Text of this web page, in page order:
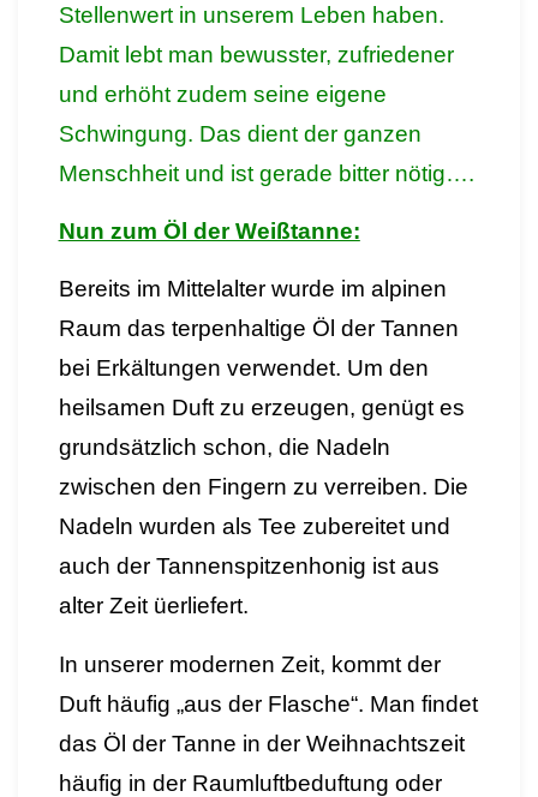
Stellenwert in unserem Leben haben.
Damit lebt man bewusster, zufriedener
und erhöht zudem seine eigene
Schwingung. Das dient der ganzen
Menschheit und ist gerade bitter nötig….
Nun zum Öl der Weißtanne:
Bereits im Mittelalter wurde im alpinen
Raum das terpenhaltige Öl der Tannen
bei Erkältungen verwendet. Um den
heilsamen Duft zu erzeugen, genügt es
grundsätzlich schon, die Nadeln
zwischen den Fingern zu verreiben. Die
Nadeln wurden als Tee zubereitet und
auch der Tannenspitzenhonig ist aus
alter Zeit üerliefert.
In unserer modernen Zeit, kommt der
Duft häufig „aus der Flasche“. Man findet
das Öl der Tanne in der Weihnachtszeit
häufig in der Raumluftbeduftung oder